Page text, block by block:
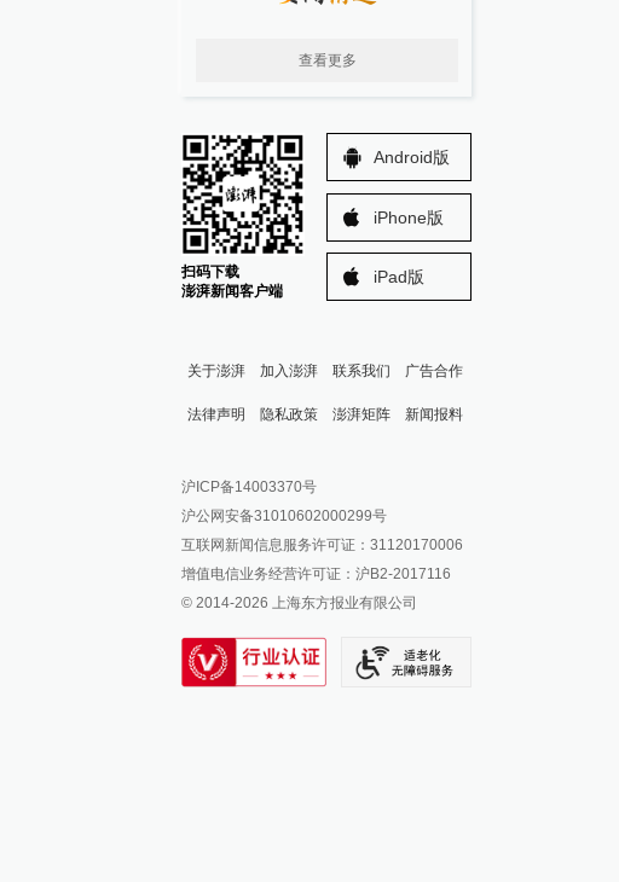
查看更多
扫码下载
澎湃新闻客户端
Android版
iPhone版
iPad版
关于澎湃 加入澎湃 联系我们 广告合作
法律声明 隐私政策 澎湃矩阵
澎湃新闻公众号
澎湃新闻抖音号
派生万物开放平台
IP SHANGHAI
SIXTH TONE
新闻报料
报料邮箱: news@thepaper.cn
沪ICP备14003370号
沪公网安备31010602000299号
互联网新闻信息服务许可证：31120170006
增值电信业务经营许可证：沪B2-2017116
© 2014-2026 上海东方报业有限公司